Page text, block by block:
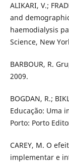
ALIKARI, V.;
and
haemodialysis
Science, New
BARBOUR, R.
2009.
BOGDAN, R.;
Educação: Uma
Porto: Porto
CAREY, M. O
implementar e